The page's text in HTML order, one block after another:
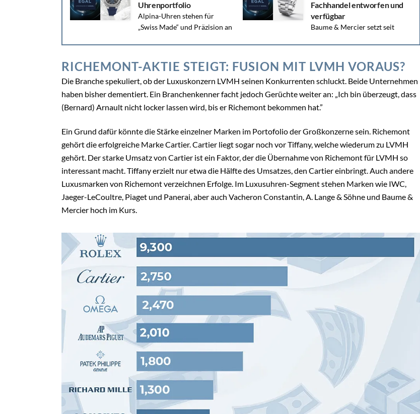
Uhrenportfolio
Alpina-Uhren stehen für
„Swiss Made“ und Präzision an
Fachhandel entworfen und
verfügbar
Baume & Mercier setzt seit
RICHEMONT-AKTIE STEIGT: FUSION MIT LVMH VORAUS?
Die Branche spekuliert, ob der Luxuskonzern LVMH seinen Konkurrenten schluckt. Beide Unternehmen
haben bisher dementiert. Ein Branchenkenner facht jedoch Gerüchte weiter an: „Ich bin überzeugt, dass
(Bernard) Arnault nicht locker lassen wird, bis er Richemont bekommen hat.”
Ein Grund dafür könnte die Stärke einzelner Marken im Portofolio der Großkonzerne sein. Richemont
gehört die erfolgreiche Marke Cartier. Cartier liegt sogar noch vor Tiffany, welche wiederum zu LVMH
gehört. Der starke Umsatz von Cartier ist ein Faktor, der die Übernahme von Richemont für LVMH so
interessant macht. Tiffany erzielt nur etwa die Hälfte des Umsatzes, den Cartier einbringt. Auch andere
Luxusmarken von Richemont verzeichnen Erfolge. Im Luxusuhren-Segment stehen Marken wie IWC,
Jaeger-LeCoultre, Piaget und Panerai, aber auch Vacheron Constantin, A. Lange & Söhne und Baume &
Mercier hoch im Kurs.